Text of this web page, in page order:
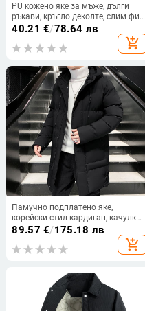
PU кожено яке за мъже, дълги
ръкави, кръгло деколте, слим фит,
подплата полиестер
40.21 €/78.64 лв
add_shopping_cart
Памучно подплатено яке,
корейски стил кардиган, качулка,
цип, удебелена изолация
89.57 €/175.18 лв
add_shopping_cart